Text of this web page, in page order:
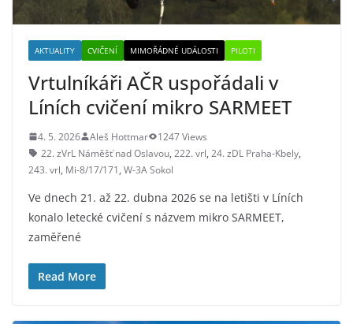
AKTUALITY CVIČENÍ MIMOŘÁDNÉ UDÁLOSTI PILOTI
Vrtulníkáři AČR uspořádali v
Líních cvičení mikro SARMEET
4. 5. 2026 Aleš Hottmar
1247 Views
22. zVrL Náměšť nad Oslavou, 222. vrl, 24. zDL Praha-Kbely,
243. vrl, Mi-8/17/171, W-3A Sokol
Ve dnech 21. až 22. dubna 2026 se na letišti v Líních
konalo letecké cvičení s názvem mikro SARMEET,
zaměřené
Read More